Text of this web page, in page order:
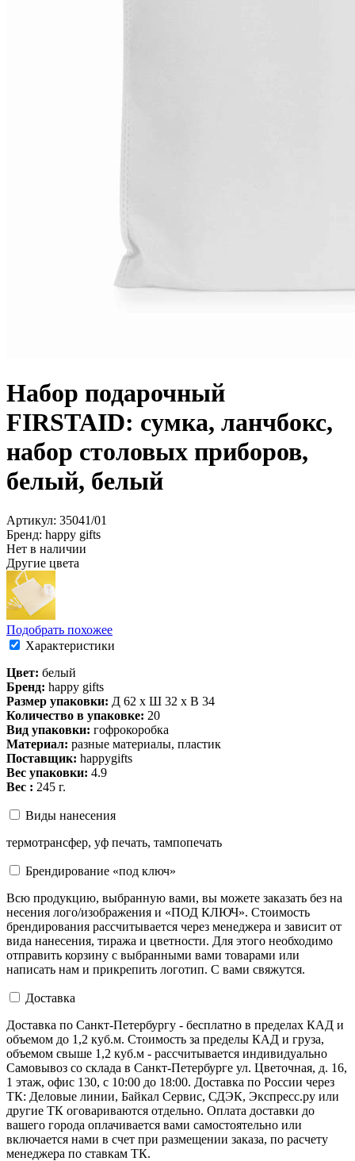
Набор подарочный
FIRSTAID: сумка, ланчбокс,
набор столовых приборов,
белый, белый
Артикул: 35041/01
Бренд: happy gifts
Нет в наличии
Другие цвета
Подобрать похожее
Характеристики
Цвет: белый
Бренд: happy gifts
Размер упаковки: Д 62 x Ш 32 x В 34
Количество в упаковке: 20
Вид упаковки: гофрокоробка
Материал: разные материалы, пластик
Поставщик: happygifts
Вес упаковки: 4.9
Вес : 245 г.
Виды нанесения
термотрансфер, уф печать, тампопечать
Брендирование «под ключ»
Всю продукцию, выбранную вами, вы можете заказать без на
несения лого/изображения и «ПОД КЛЮЧ». Стоимость
брендирования рассчитывается через менеджера и зависит от
вида нанесения, тиража и цветности. Для этого необходимо
отправить корзину с выбранными вами товарами или
написать нам и прикрепить логотип. С вами свяжутся.
Доставка
Доставка по Санкт-Петербургу - бесплатно в пределах КАД и
объемом до 1,2 куб.м. Стоимость за пределы КАД и груза,
объемом свыше 1,2 куб.м - рассчитывается индивидуально
Самовывоз со склада в Санкт-Петербурге ул. Цветочная, д. 16,
1 этаж, офис 130, с 10:00 до 18:00. Доставка по России через
ТК: Деловые линии, Байкал Сервис, СДЭК, Экспресс.ру или
другие ТК оговариваются отдельно. Оплата доставки до
вашего города оплачивается вами самостоятельно или
включается нами в счет при размещении заказа, по расчету
менеджера по ставкам ТК.